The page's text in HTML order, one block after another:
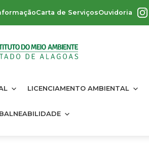
Carta de ServiçosOuvidoria
LICENCIAMENTO AMBIENTAL